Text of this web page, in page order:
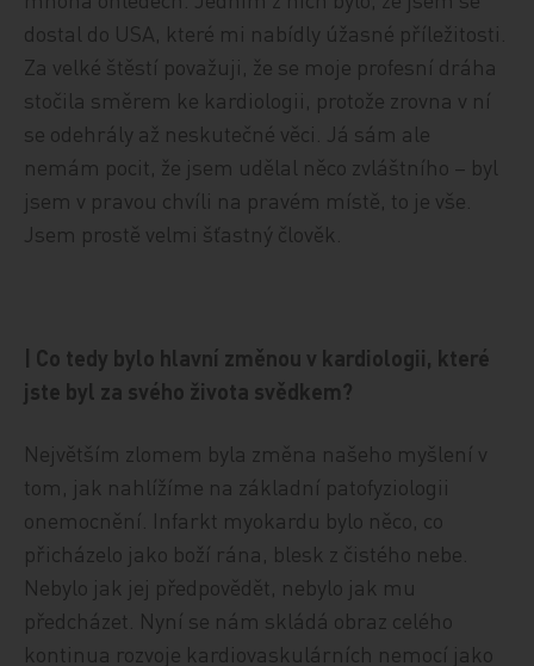
dostal do USA, které mi nabídly úžasné příležitosti.
Za velké štěstí považuji, že se moje profesní dráha
stočila směrem ke kardiologii, protože zrovna v ní
se odehrály až neskutečné věci. Já sám ale
nemám pocit, že jsem udělal něco zvláštního – byl
jsem v pravou chvíli na pravém místě, to je vše.
Jsem prostě velmi šťastný člověk.
| Co tedy bylo hlavní změnou v kardiologii, které
jste byl za svého života svědkem?
Největším zlomem byla změna našeho myšlení v
tom, jak nahlížíme na základní patofyziologii
onemocnění. Infarkt myokardu bylo něco, co
přicházelo jako boží rána, blesk z čistého nebe.
Nebylo jak jej předpovědět, nebylo jak mu
předcházet. Nyní se nám skládá obraz celého
kontinua rozvoje kardiovaskulárních nemocí jako